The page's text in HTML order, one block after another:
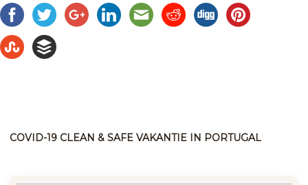
COVID-19 CLEAN & SAFE VAKANTIE IN PORTUGAL